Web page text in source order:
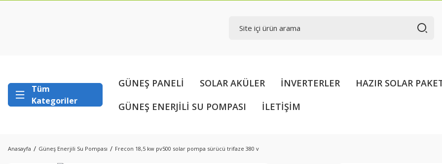
Tüm
Kategoriler
GÜNEŞ PANELİ SOLAR AKÜLER İNVERTERLER
HAZIR SOLAR
GÜNEŞ ENERJİLİ SU POMPASI
İLETİŞİM
Anasayfa Güneş Enerjili Su Pompası Frecon 18,5 kw pv500 solar pompa sürücü trifaze 380 v